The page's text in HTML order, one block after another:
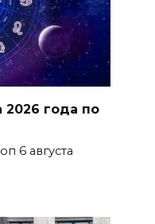
2026 года по
6 августа